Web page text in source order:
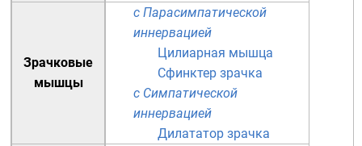
Зрачковые
мышцы
с Парасимпатической
иннервацией
Цилиарная мышца
Сфинктер зрачка
с Симпатической
иннервацией
Дилататор зрачка